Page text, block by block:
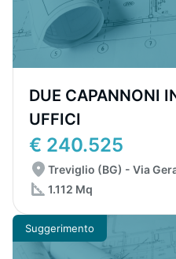
DUE CAPANNONI
UFFICI
€ 240.525
Treviglio (BG) - Via
1.112 Mq
Suggerimento